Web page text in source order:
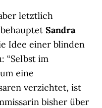
letztlich
behauptetSandra
Idee einer blinden
“Selbst im
eine
verzichtet, ist
bisher über